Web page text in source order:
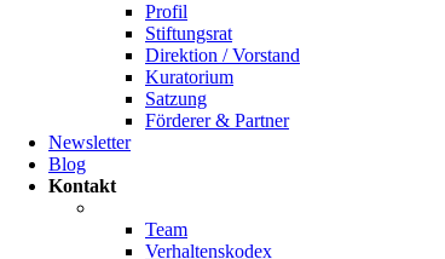
Profil
Stiftungsrat
Direktion / Vorstand
Kuratorium
Satzung
Förderer & Partner
Newsletter
Blog
Kontakt
Team
Verhaltenskodex